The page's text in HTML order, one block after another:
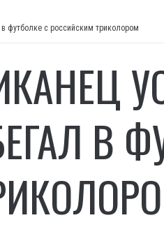
футболке с российским триколором
В